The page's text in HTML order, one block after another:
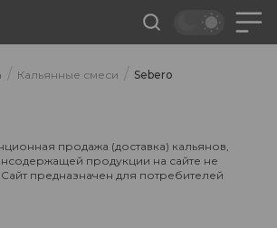
/ Кальянные смеси / Sebero
продажа (доставка) кальянов,
продукции на сайте не
предназначен для потребителей